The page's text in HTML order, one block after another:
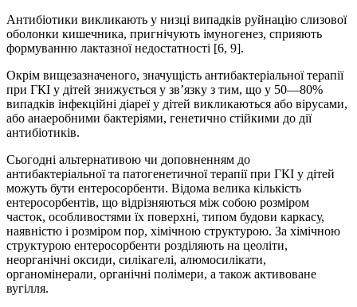
Антибіотики викликають у низці випадків руйнацію слизової
оболонки кишечника, пригнічують імуногенез, сприяють
формуванню лактазної недостатності [6, 9].
Окрім вищезазначеного, значущість антибактеріальної терапії
при ГКІ у дітей знижується у зв’язку з тим, що у 50—80%
випадків інфекційні діареї у дітей викликаються або вірусами,
або анаеробними бактеріями, генетично стійкими до дії
антибіотиків.
Сьогодні альтернативою чи доповненням до
антибактеріальної та патогенетичної терапії при ГКІ у дітей
можуть бути ентеросорбенти. Відома велика кількість
ентеросорбентів, що відрізняються між собою розміром
часток, особливостями їх поверхні, типом будови каркасу,
наявністю і розміром пор, хімічною структурою. За хімічною
структурою ентеросорбенти розділяють на цеоліти,
неорганічні оксиди, силікагелі, алюмосилікати,
органомінерали, органічні полімери, а також активоване
вугілля.